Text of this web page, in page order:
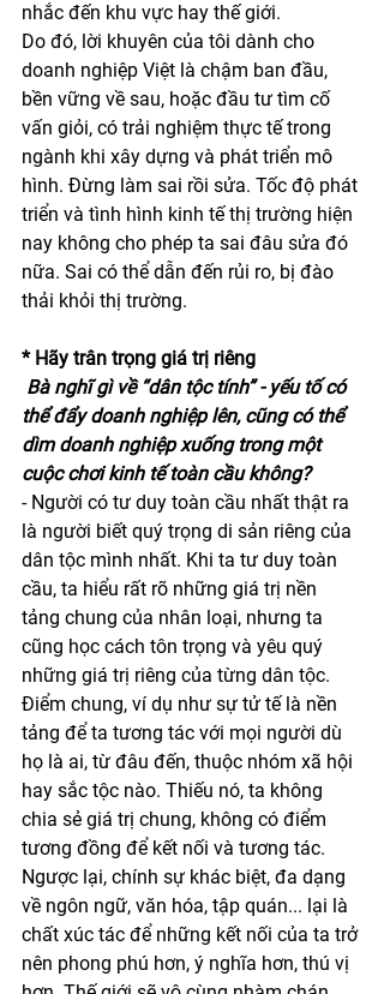
nhắc đến khu vực hay thế giới.
Do đó, lời khuyên của tôi dành cho
doanh nghiệp Việt là chậm ban đầu,
bền vững về sau, hoặc đầu tư tìm cố
vấn giỏi, có trải nghiệm thực tế trong
ngành khi xây dựng và phát triển mô
hình. Đừng làm sai rồi sửa. Tốc độ phát
triển và tình hình kinh tế thị trường hiện
nay không cho phép ta sai đâu sửa đó
nữa. Sai có thể dẫn đến rủi ro, bị đào
thải khỏi thị trường.
* Hãy trân trọng giá trị riêng
Bà nghĩ gì về “dân tộc tính” - yếu tố có
thể đẩy doanh nghiệp lên, cũng có thể
dìm doanh nghiệp xuống trong một
cuộc chơi kinh tế toàn cầu không?
- Người có tư duy toàn cầu nhất thật ra
là người biết quý trọng di sản riêng của
dân tộc mình nhất. Khi ta tư duy toàn
cầu, ta hiểu rất rõ những giá trị nền
tảng chung của nhân loại, nhưng ta
cũng học cách tôn trọng và yêu quý
những giá trị riêng của từng dân tộc.
Điểm chung, ví dụ như sự tử tế là nền
tảng để ta tương tác với mọi người dù
họ là ai, từ đâu đến, thuộc nhóm xã hội
hay sắc tộc nào. Thiếu nó, ta không
chia sẻ giá trị chung, không có điểm
tương đồng để kết nối và tương tác.
Ngược lại, chính sự khác biệt, đa dạng
về ngôn ngữ, văn hóa, tập quán... lại là
chất xúc tác để những kết nối của ta trở
nên phong phú hơn, ý nghĩa hơn, thú vị